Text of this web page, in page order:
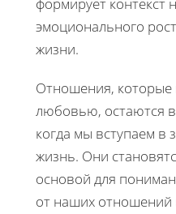
формирует контекст
эмоционального
жизни.
Отношения, которые
любовью, остаются
когда мы вступаем в
жизнь. Они
основой для
от наших отношений